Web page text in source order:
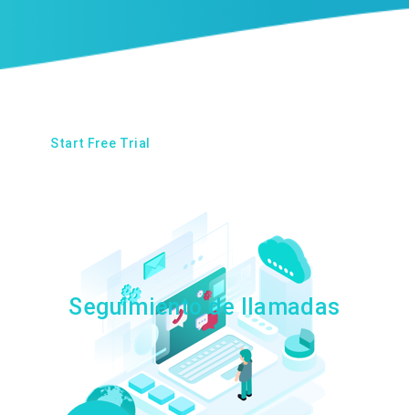
Start Free Trial
Seguimiento de llamadas